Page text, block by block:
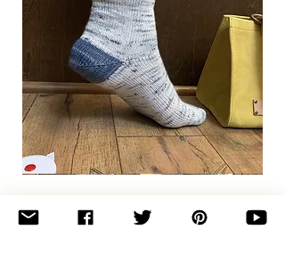
Basic
Socks
Join the newsletter